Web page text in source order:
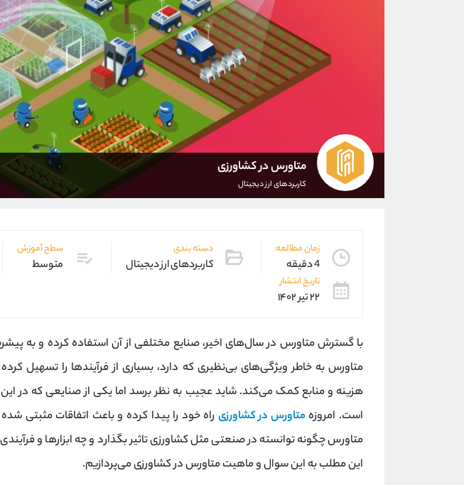
متاورس در کشاورزی
کاربردهای ارز دیجیتال
زمان مطالعه
4 دقیقه
دسته بندی
کاربردهای ارز دیجیتال
سطح آموزش
متوسط
تاریخ انتشار
۲۲ تیر ۱۴۰۲
با گسترش متاورس در سال‌های اخیر، صنایع مختلفی از آن استفاده کرده و به
متاورس به خاطر ویژگی‌های بی‌نظیری که دارد، بسیاری از فرآیند‌ها را تسهیل
هزینه و منابع کمک می‌کند. شاید عجیب به نظر برسد اما یکی از صنایعی که در این
است. امروزه متاورس در کشاورزی راه خود را پیدا کرده و باعث اتفاقات مثبتی
متاورس چگونه توانسته در صنعتی مثل کشاورزی تاثیر بگذارد و چه ابزارها و
این مطلب به این سوال و ماهیت متاورس در کشاورزی می‌پردازیم.